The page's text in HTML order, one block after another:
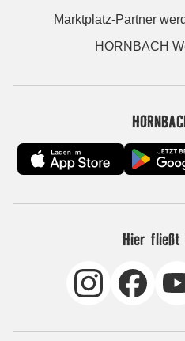
Marktplatz-Partner
HORNBACH
Hier fließt